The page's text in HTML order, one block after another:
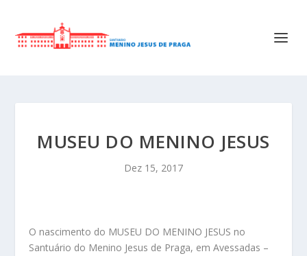
MUSEU DO MENINO JESUS
Dez 15, 2017
O nascimento do MUSEU DO MENINO JESUS no
Santuário do Menino Jesus de Praga, em Avessadas –